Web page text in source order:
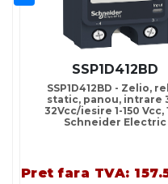
SSP1D412BD
SSP1D412BD - Zelio,
static, panou, intrare
32Vcc/iesire 1-150 Vcc,
Schneider Electric
Pret fara TVA: